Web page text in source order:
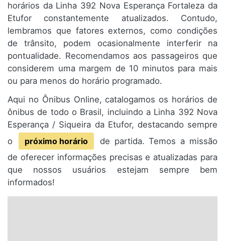
horários da Linha 392 Nova Esperança Fortaleza da
Etufor constantemente atualizados. Contudo,
lembramos que fatores externos, como condições
de trânsito, podem ocasionalmente interferir na
pontualidade. Recomendamos aos passageiros que
considerem uma margem de 10 minutos para mais
ou para menos do horário programado.
Aqui no Ônibus Online, catalogamos os horários de
ônibus de todo o Brasil, incluindo a Linha 392 Nova
Esperança / Siqueira da Etufor, destacando sempre
o
próximo horário
de partida. Temos a missão
de oferecer informações precisas e atualizadas para
que nossos usuários estejam sempre bem
informados!